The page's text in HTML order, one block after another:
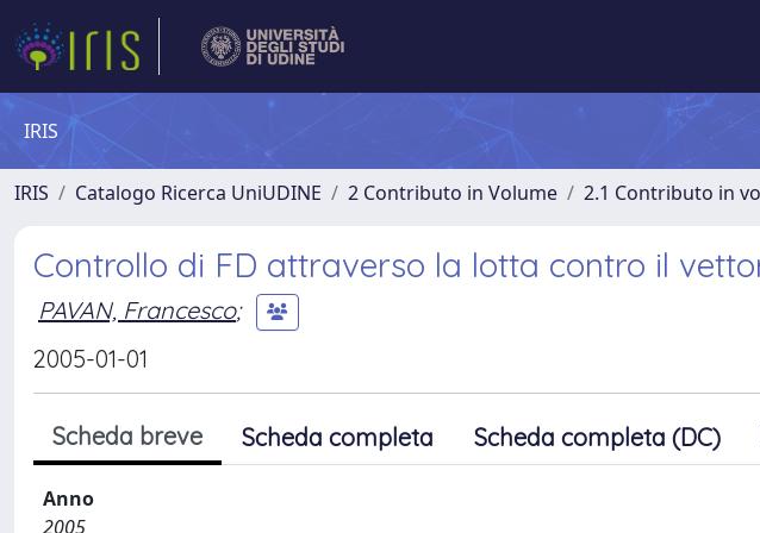
IRIS
IRIS Catalogo Ricerca UniUDINE 2 Contributo in Volume 2.1 Contributo in
Controllo di FD attraverso la lotta contro il
PAVAN, Francesco;
2005-01-01
Scheda breve Scheda completa Scheda completa (DC)
Anno
2005